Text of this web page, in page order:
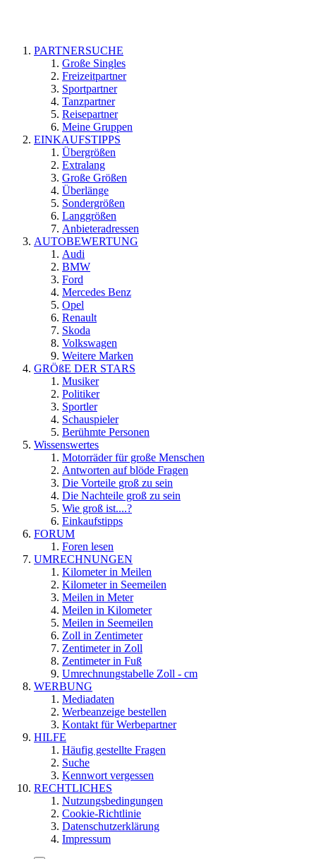
PARTNERSUCHE
Große Singles
Freizeitpartner
Sportpartner
Tanzpartner
Reisepartner
Meine Gruppen
EINKAUFSTIPPS
Übergrößen
Extralang
Große Größen
Überlänge
Sondergrößen
Langgrößen
Anbieteradressen
AUTOBEWERTUNG
Audi
BMW
Ford
Mercedes Benz
Opel
Renault
Skoda
Volkswagen
Weitere Marken
GRÖßE DER STARS
Musiker
Politiker
Sportler
Schauspieler
Berühmte Personen
Wissenswertes
Motorräder für große Menschen
Antworten auf blöde Fragen
Die Vorteile groß zu sein
Die Nachteile groß zu sein
Wie groß ist....?
Einkaufstipps
FORUM
Foren lesen
UMRECHNUNGEN
Kilometer in Meilen
Kilometer in Seemeilen
Meilen in Meter
Meilen in Kilometer
Meilen in Seemeilen
Zoll in Zentimeter
Zentimeter in Zoll
Zentimeter in Fuß
Umrechnungstabelle Zoll - cm
WERBUNG
Mediadaten
Werbeanzeige bestellen
Kontakt für Werbepartner
HILFE
Häufig gestellte Fragen
Suche
Kennwort vergessen
RECHTLICHES
Nutzungsbedingungen
Cookie-Richtlinie
Datenschutzerklärung
Impressum